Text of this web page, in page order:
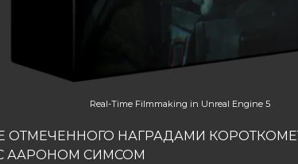
Real-Time Filmmaking in Unreal Engine 5
ОТМЕЧЕННОГО НАГРАДАМИ
ААРОНОМ СИМСОМ